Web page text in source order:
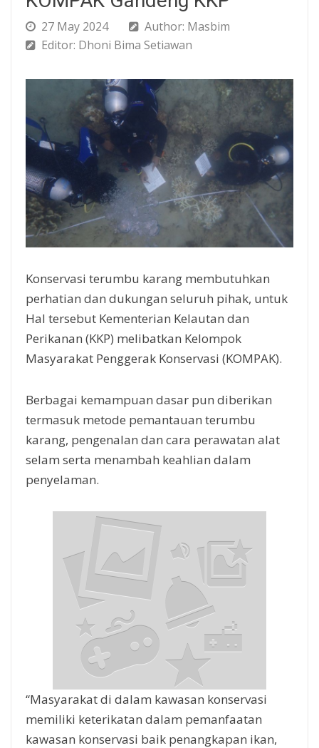
27 May 2024
Author: Masbim
Editor: Dhoni Bima Setiawan
Konservasi terumbu karang membutuhkan
perhatian dan dukungan seluruh pihak, untuk
Hal tersebut Kementerian Kelautan dan
Perikanan (KKP) melibatkan Kelompok
Masyarakat Penggerak Konservasi (KOMPAK).
Berbagai kemampuan dasar pun diberikan
termasuk metode pemantauan terumbu
karang, pengenalan dan cara perawatan alat
selam serta menambah keahlian dalam
penyelaman.
“Masyarakat di dalam kawasan konservasi
memiliki keterikatan dalam pemanfaatan
kawasan konservasi baik penangkapan ikan,